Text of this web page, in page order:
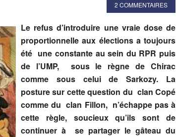
2 COMMENTAIRES
Le refus d’introduire une vraie dose de
proportionnelle aux élections a toujours
été une constante au sein du RPR puis
de l’UMP, sous le règne de Chirac
comme sous celui de Sarkozy. La
posture sur cette question du clan Copé
comme du clan Fillon, n’échappe pas à
cette règle, soucieux qu’ils sont de
continuer à se partager le gâteau du